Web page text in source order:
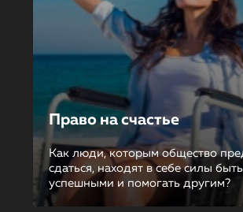
Право на счастье
Как люди, которым общество
сдаться, находят в себе силы быть
успешными и помогать другим?